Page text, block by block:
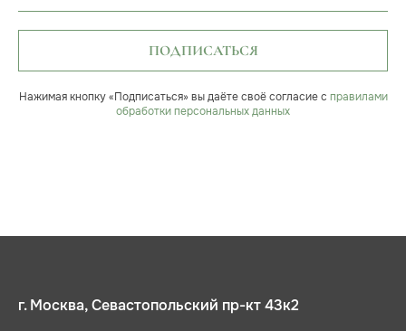
ПОДПИСАТЬСЯ
Нажимая кнопку «Подписаться» вы даёте своё согласие с правилами
обработки персональных данных
г. Москва, Севастопольский пр-кт 43к2